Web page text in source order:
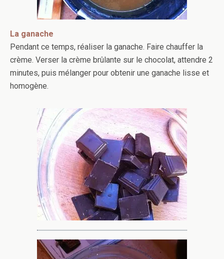
La ganache
Pendant ce temps, réaliser la ganache. Faire chauffer la
crème. Verser la crème brûlante sur le chocolat, attendre 2
minutes, puis mélanger pour obtenir une ganache lisse et
homogène.